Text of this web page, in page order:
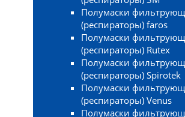
Полумаски
(респираторы) faros
Полумаски
(респираторы) Rutex
Полумаски
(респираторы) Spirotek
Полумаски
(респираторы) Venus
Полумаски